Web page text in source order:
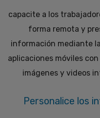
capacite a los
forma remota y
información mediante
aplicaciones móviles
imágenes y videos
Personalice los